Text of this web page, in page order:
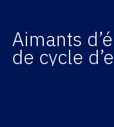
Aimants
de cycle